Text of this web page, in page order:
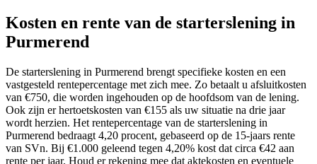
Kosten en rente van de starterslening in
Purmerend
De starterslening in Purmerend brengt specifieke kosten en een
vastgesteld rentepercentage met zich mee. Zo betaalt u afsluitkosten
van €750, die worden ingehouden op de hoofdsom van de lening.
Ook zijn er hertoetskosten van €155 als uw situatie na drie jaar
wordt herzien. Het rentepercentage van de starterslening in
Purmerend bedraagt 4,20 procent, gebaseerd op de 15-jaars rente
van SVn. Bij €1.000 geleend tegen 4,20% kost dat circa €42 aan
rente per jaar. Houd er rekening mee dat aktekosten en eventuele